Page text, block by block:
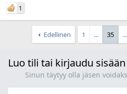
1
Edellinen 1 ... 35 ...
Luo tili tai kirjaudu
Sinun täytyy olla jäsen